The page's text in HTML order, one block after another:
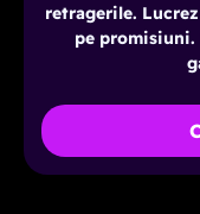
retragerile.
pe